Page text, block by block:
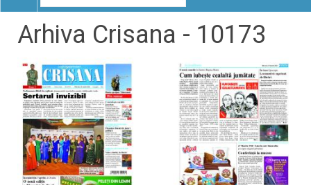
NAVIGATION
Arhiva Crisana - 10173